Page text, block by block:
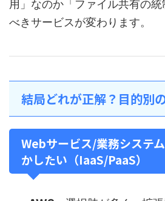
用」なのか「ファイル共有の
べきサービスが変わります。
結局どれが正解？目的別
Webサービス/業務システ
かしたい（IaaS/PaaS）